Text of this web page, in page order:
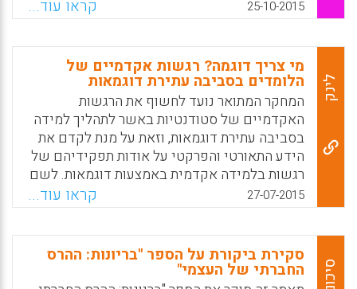
למוטיבים של סבל, בדידות, אבסורד ומוות (תמי
יגורי).
WhatsApp
Facebook
Email
X
25-10-2015 קראו עוד...
לינק
מי צריך דוגמה? רגשות אקדמיים של
הלומדים בסביבה עתירת דוגמאות
המחקר המתואר נועד לחשוף את הרגשות
האקדמיים של סטודנטיות באשר לתהליך למידה
בסביבה עתירת דוגמאות, וזאת על מנת לקדם את
הידע התאורטי והפרקטי על אודות תפקידיהם של
רגשות בלמידה אקדמית באמצעות דוגמאות. לשם
כך נבחן בשנים תש"ע-תשע"ג קורס אקדמי
המתקיים במכללה לחינוך; במחקר השתתפו 70
סטודנטיות העוסקות במגוון מקצועות החינוך.
במהלך הקורס התבקשו הסטודנטיות לסכם טקסט
אקדמי על אודות תאוריית למידה ולהציגו באופן
27-07-2015 קראו עוד...
סיכום
סקירת ביקורת על הספר "בריונות: ההרס
החברתי של העצמי"